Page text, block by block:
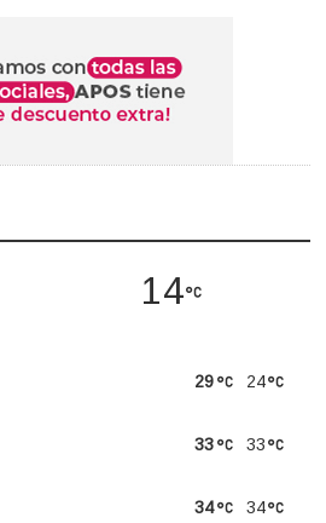
14
24
29
33
33
34
34